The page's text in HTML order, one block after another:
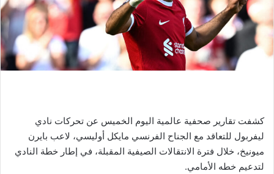
كشفت تقارير صحفية عالمية اليوم الخميس عن تحركات نادي
ليفربول للتعاقد مع الجناح الفرنسي مايكل أوليسي، لاعب بايرن
ميونيخ، خلال فترة الانتقالات الصيفية المقبلة، في إطار خطة النادي
لتدعيم خطه الأمامي.